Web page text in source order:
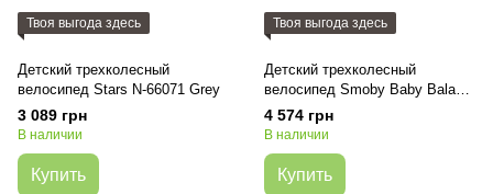
Твоя выгода здесь
Детский трехколесный
велосипед Stars N-66071 Grey
3 089 грн
В наличии
Купить
Твоя выгода здесь
Детский трехколесный
велосипед Smoby Baby Balade
Plus Blue
4 574 грн
В наличии
Купить